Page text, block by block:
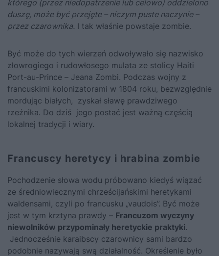
którego (przez niedopatrzenie lub celowo) oddzielono
duszę, może być przejęte – niczym puste naczynie –
przez czarownika. I tak właśnie powstaje zombie.
Być może do tych wierzeń odwoływało się nazwisko
złowrogiego i rudowłosego mulata ze stolicy Haiti
Port-au-Prince – Jeana Zombi. Podczas wojny z
francuskimi kolonizatorami w 1804 roku, bezwzględnie
mordując białych, zyskał sławę prawdziwego
rzeźnika. Do dziś jego postać jest ważną częścią
lokalnej tradycji i wiary.
Francuscy heretycy i hrabina zombie
Pochodzenie słowa wodu próbowano kiedyś wiązać
ze średniowiecznymi chrześcijańskimi heretykami
waldensami, czyli po francusku „vaudois”. Być może
jest w tym krztyna prawdy – Francuzom wyczyny
niewolników przypominały heretyckie praktyki.
Jednocześnie karaibscy czarownicy sami bardzo
podobnie nazywają swą działalność. Określenie było